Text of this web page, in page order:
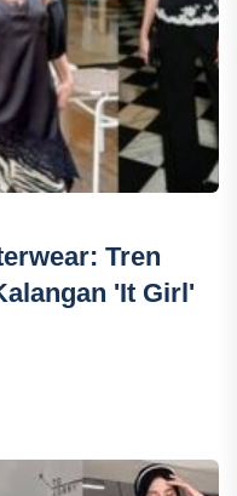
Tren
'It Girl'